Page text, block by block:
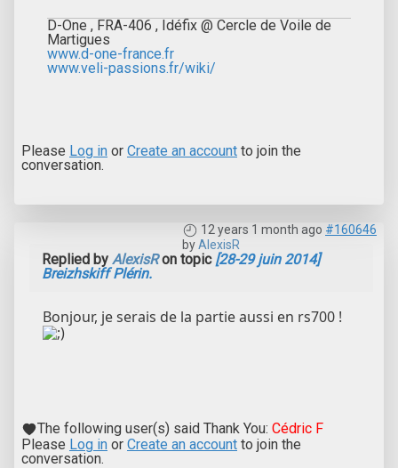
D-One , FRA-406 , Idéfix @ Cercle de Voile de
Martigues
www.d-one-france.fr
www.veli-passions.fr/wiki/
Please Log in or Create an account to join the
conversation.
12 years 1 month ago #160646
byAlexisR
Replied by AlexisRon topic [28-29 juin 2014]
Breizhskiff Plérin.
Bonjour, je serais de la partie aussi en rs700 !
The following user(s) said Thank You: Cédric F
Please Log in or Create an account to join the
conversation.